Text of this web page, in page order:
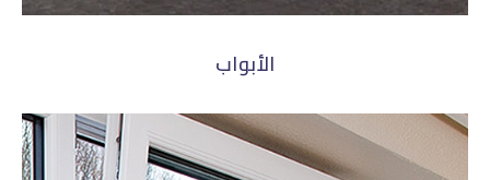
الأبواب